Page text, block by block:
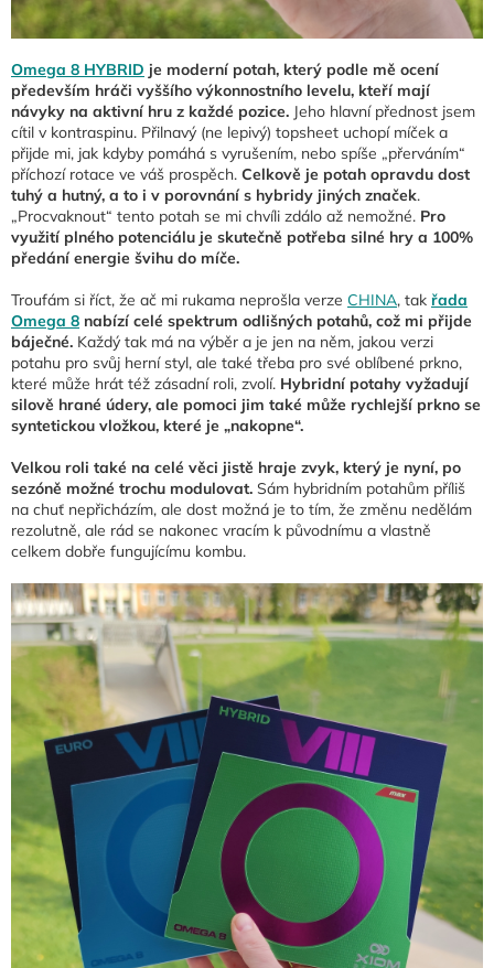
Omega 8 HYBRID je moderní potah, který podle mě ocení
především hráči vyššího výkonnostního levelu, kteří mají
návyky na aktivní hru z každé pozice. Jeho hlavní přednost jsem
cítil v kontraspinu. Přilnavý (ne lepivý) topsheet uchopí míček a
přijde mi, jak kdyby pomáhá s vyrušením, nebo spíše „přerváním“
příchozí rotace ve váš prospěch. Celkově je potah opravdu dost
tuhý a hutný, a to i v porovnání s hybridy jiných značek.
„Procvaknout“ tento potah se mi chvíli zdálo až nemožné. Pro
využití plného potenciálu je skutečně potřeba silné hry a 100%
předání energie švihu do míče.
Troufám si říct, že ač mi rukama neprošla verze CHINA, tak řada
Omega 8 nabízí celé spektrum odlišných potahů, což mi přijde
báječné. Každý tak má na výběr a je jen na něm, jakou verzi
potahu pro svůj herní styl, ale také třeba pro své oblíbené prkno,
které může hrát též zásadní roli, zvolí. Hybridní potahy vyžadují
silově hrané údery, ale pomoci jim také může rychlejší prkno se
syntetickou vložkou, které je „nakopne“.
Velkou roli také na celé věci jistě hraje zvyk, který je nyní, po
sezóně možné trochu modulovat. Sám hybridním potahům příliš
na chuť nepřicházím, ale dost možná je to tím, že změnu nedělám
rezolutně, ale rád se nakonec vracím k původnímu a vlastně
celkem dobře fungujícímu kombu.